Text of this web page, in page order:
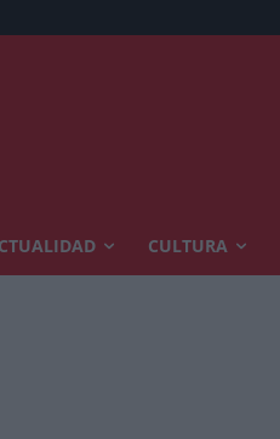
CULTURA